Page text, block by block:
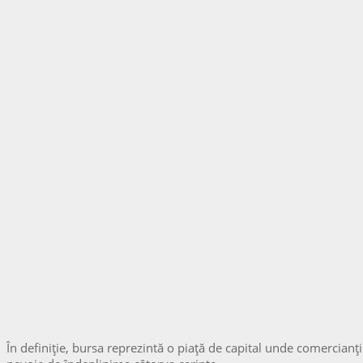
În definiție, bursa reprezintă o piață de capital unde